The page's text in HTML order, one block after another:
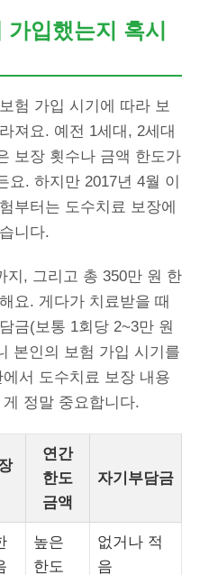
입했는지 혹시
험 가입 시기에 따라 보
져요. 예전 1세대, 2세대
보장 횟수나 금액 한도가
. 하지만 2017년 4월 이
부터는 도수치료 보장에
니다.
지, 그리고 총 350만 원 한
요. 게다가 치료받을 때
금(보통 1회당 2~3만 원
본인의 보험 가입 시기를
서 도수치료 보장 내용
정말 중요합니다.
연간
한도
금액
자기부담금
높은
한도
없거나 적
음